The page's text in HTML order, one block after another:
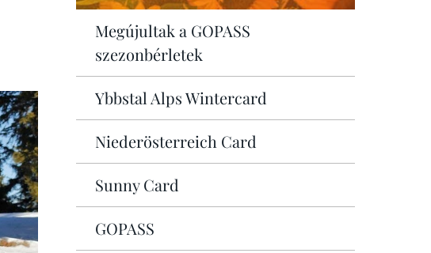
Megújultak a GOPASS
szezonbérletek
Ybbstal Alps Wintercard
Niederösterreich Card
Sunny Card
GOPASS